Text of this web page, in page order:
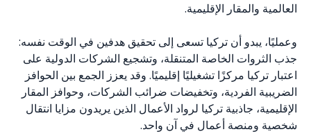
العالمية والمقار الإقليمية.
وعمليًا، يبدو أن تركيا تسعى إلى تحقيق هدفين في الوقت نفسه:
جذب الثروات الخاصة المتنقلة، وتشجيع الشركات الدولية على
اعتبار تركيا مركزًا تشغيليًا إقليميًا. وقد يعزز الجمع بين الحوافز
الضريبية الفردية، وتخفيضات ضرائب الشركات، وحوافز المقار
الإقليمية، جاذبية تركيا لرواد الأعمال الذين يريدون مزايا انتقال
شخصية ومنصة أعمال في آن واحد.